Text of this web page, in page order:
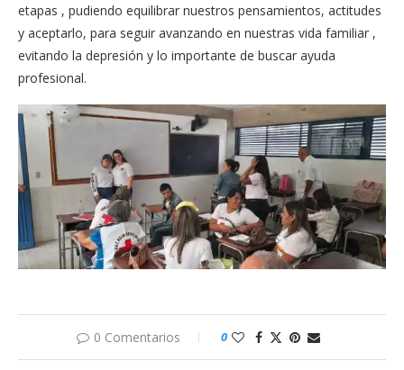
etapas , pudiendo equilibrar nuestros pensamientos, actitudes
y aceptarlo, para seguir avanzando en nuestras vida familiar ,
evitando la depresión y lo importante de buscar ayuda
profesional.
0 Comentarios 0